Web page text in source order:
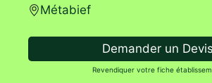
Métabief
Demander un Devis
Revendiquer votre fiche